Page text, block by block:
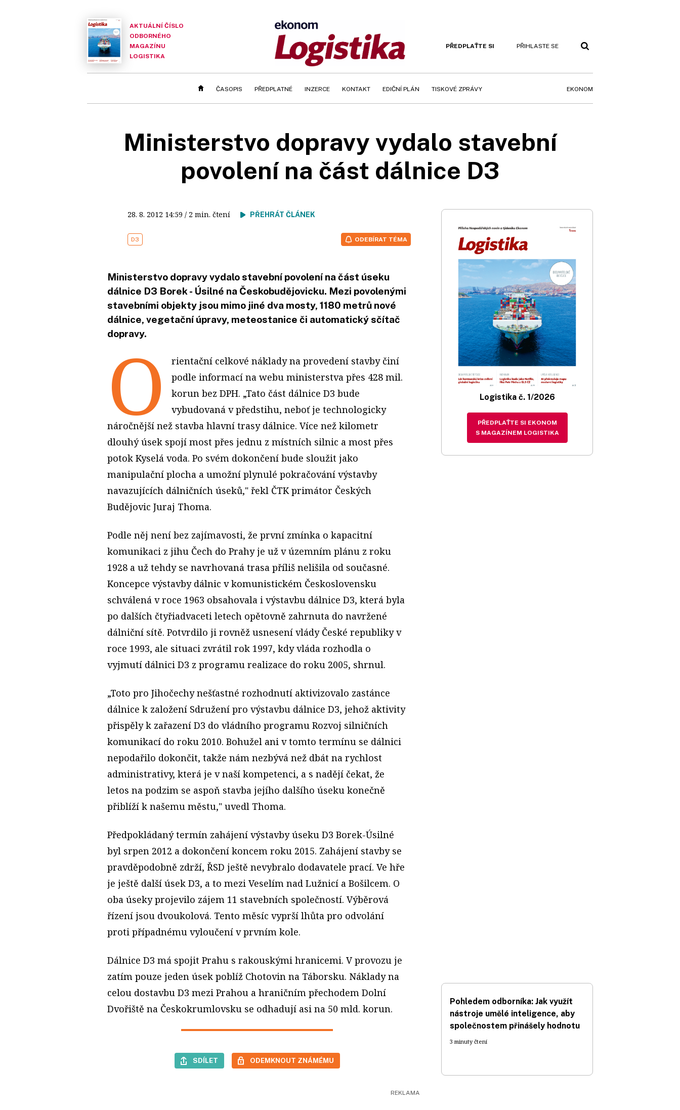
AKTUÁLNÍ ČÍSLO
ODBORNÉHO
MAGAZÍNU
LOGISTIKA
PŘEDPLAŤTE SI PŘIHLASTE SE
ČASOPIS PŘEDPLATNÉ INZERCE KONTAKT EDIČNÍ PLÁN TISKOVÉ ZPRÁVY EKONOM
Ministerstvo dopravy vydalo stavební
povolení na část dálnice D3
28. 8. 2012 14:59 / 2 min. čtení PŘEHRÁT ČLÁNEK
D3 ODEBÍRAT TÉMA
Ministerstvo dopravy vydalo stavební povolení na část úseku
dálnice D3 Borek - Úsilné na Českobudějovicku. Mezi povolenými
stavebními objekty jsou mimo jiné dva mosty, 1180 metrů nové
dálnice, vegetační úpravy, meteostanice či automatický sčítač
dopravy.
O
rientační celkové náklady na provedení stavby činí
podle informací na webu ministerstva přes 428 mil.
korun bez DPH. „Tato část dálnice D3 bude
vybudovaná v předstihu, neboť je technologicky
náročnější než stavba hlavní trasy dálnice. Více než kilometr
dlouhý úsek spojí most přes jednu z místních silnic a most přes
potok Kyselá voda. Po svém dokončení bude sloužit jako
manipulační plocha a umožní plynulé pokračování výstavby
navazujících dálničních úseků," řekl ČTK primátor Českých
Budějovic Juraj Thoma.
Podle něj není bez zajímavosti, že první zmínka o kapacitní
komunikaci z jihu Čech do Prahy je už v územním plánu z roku
1928 a už tehdy se navrhovaná trasa příliš nelišila od současné.
Koncepce výstavby dálnic v komunistickém Československu
schválená v roce 1963 obsahovala i výstavbu dálnice D3, která byla
po dalších čtyřiadvaceti letech opětovně zahrnuta do navržené
dálniční sítě. Potvrdilo ji rovněž usnesení vlády České republiky v
roce 1993, ale situaci zvrátil rok 1997, kdy vláda rozhodla o
vyjmutí dálnici D3 z programu realizace do roku 2005, shrnul.
„Toto pro Jihočechy nešťastné rozhodnutí aktivizovalo zastánce
dálnice k založení Sdružení pro výstavbu dálnice D3, jehož aktivity
přispěly k zařazení D3 do vládního programu Rozvoj silničních
komunikací do roku 2010. Bohužel ani v tomto termínu se dálnici
nepodařilo dokončit, takže nám nezbývá než dbát na rychlost
administrativy, která je v naší kompetenci, a s nadějí čekat, že
letos na podzim se aspoň stavba jejího dalšího úseku konečně
přiblíží k našemu městu," uvedl Thoma.
Předpokládaný termín zahájení výstavby úseku D3 Borek-Úsilné
byl srpen 2012 a dokončení koncem roku 2015. Zahájení stavby se
pravděpodobně zdrží, ŘSD ještě nevybralo dodavatele prací. Ve hře
je ještě další úsek D3, a to mezi Veselím nad Lužnicí a Bošilcem. O
oba úseky projevilo zájem 11 stavebních společností. Výběrová
řízení jsou dvoukolová. Tento měsíc vyprší lhůta pro odvolání
proti případnému vyloučení v prvním kole.
Dálnice D3 má spojit Prahu s rakouskými hranicemi. V provozu je
zatím pouze jeden úsek poblíž Chotovin na Táborsku. Náklady na
celou dostavbu D3 mezi Prahou a hraničním přechodem Dolní
Dvořiště na Českokrumlovsku se odhadují asi na 50 mld. korun.
SDÍLET ODEMKNOUT ZNÁMÉMU
Logistika č. 1/2026
PŘEDPLAŤTE SI EKONOM
S MAGAZÍNEM LOGISTIKA
Pohledem odborníka: Jak využít
nástroje umělé inteligence, aby
společnostem přinášely hodnotu
3 minuty čtení